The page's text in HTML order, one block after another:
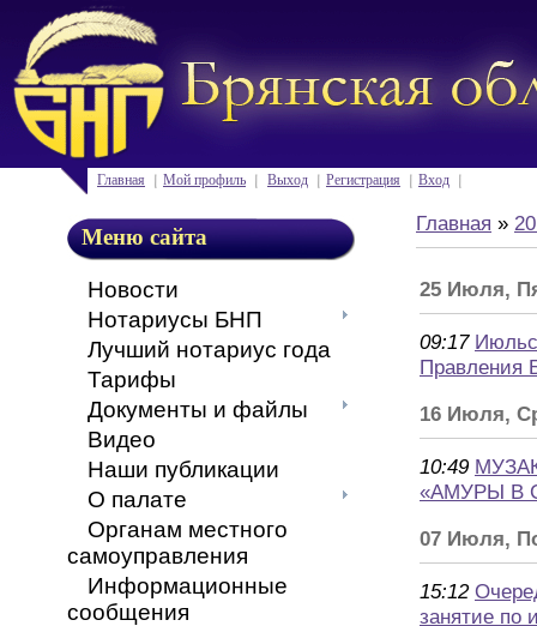
Главная Мой профиль Выход Регистрация Вход
Меню сайта
Новости
Нотариусы БНП
Лучший нотариус года
Тарифы
Документы и файлы
Видео
Наши публикации
О палате
Органам местного
самоуправления
Информационные
сообщения
Главная »
25 Июля,
09:17
Правления
16 Июля,
10:49
«АМУРЫ В
07 Июля,
15:12
занятие по